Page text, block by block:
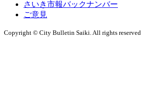
さいき市報バックナンバー
ご意見
Copyright © City Bulletin Saiki. All rights reserved.